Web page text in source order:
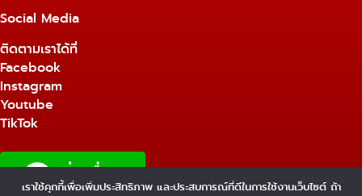
Social Media
ติดตามเราได้ที่
Facebook
Instagram
Youtube
TikTok
เราใช้คุกกี้เพื่อเพิ่มประสิทธิภาพ และประสบการณ์ที่ดีในการใช้งานเว็บไซต์ ถ้า
1